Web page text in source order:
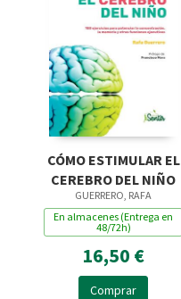
CÓMO ESTIMULAR EL
CEREBRO DEL NIÑO
GUERRERO, RAFA
En almacenes (Entrega en
48/72h)
16,50 €
Comprar